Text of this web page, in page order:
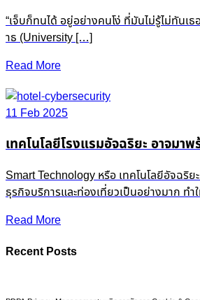
“เจ็บก็ทนได้ อยู่อย่างคนโง่ ที่มันไม่รู้ไม่ทัน
าธ (University […]
Read More
11 Feb 2025
เทคโนโลยีโรงแรมอัจฉริยะ อาจมา
Smart Technology หรือ เทคโนโลยีอัจฉริ
ธุรกิจบริการและท่องเที่ยวเป็นอย่างมาก ท
Read More
Recent Posts